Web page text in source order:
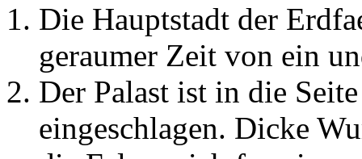
Die Hauptstadt der
geraumer Zeit von ein
Der Palast ist in die
eingeschlagen. Dicke